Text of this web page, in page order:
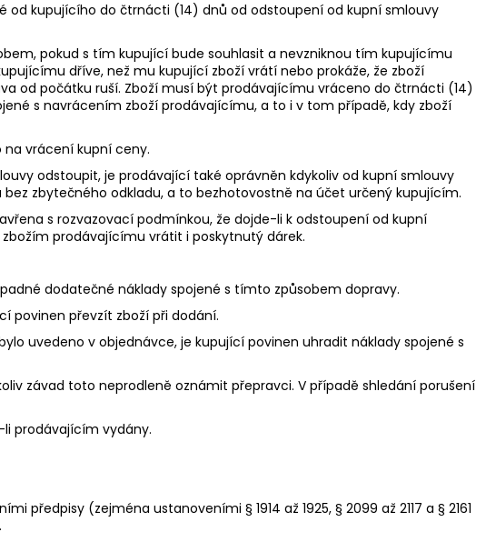
od kupujícího do čtrnácti (14) dnů od odstoupení od kupní smlouvy
pokud s tím kupující bude souhlasit a nevzniknou tím kupujícímu
dříve, než mu kupující zboží vrátí nebo prokáže, že zboží
od počátku ruší. Zboží musí být prodávajícímu vráceno do čtrnácti (14)
s navrácením zboží prodávajícímu, a to i v tom případě, kdy zboží
na vrácení kupní ceny.
odstoupit, je prodávající také oprávněn kdykoliv od kupní smlouvy
zbytečného odkladu, a to bezhotovostně na účet určený kupujícím.
s rozvazovací podmínkou, že dojde-li k odstoupení od kupní
prodávajícímu vrátit i poskytnutý dárek.
dodatečné náklady spojené s tímto způsobem dopravy.
povinen převzít zboží při dodání.
uvedeno v objednávce, je kupující povinen uhradit náklady spojené s
závad toto neprodleně oznámit přepravci. V případě shledání porušení
prodávajícím vydány.
(zejména ustanoveními § 1914 až 1925, § 2099 až 2117 a § 2161